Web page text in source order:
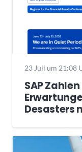
23 Juli um 21:08
SAP
Desasters